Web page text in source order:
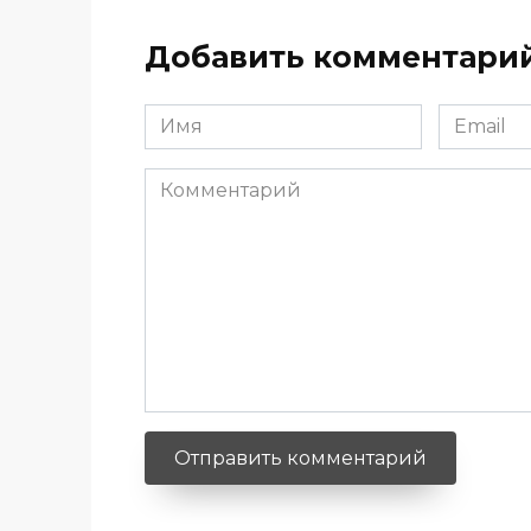
Добавить
Имя
*
Email
*
Комментарий